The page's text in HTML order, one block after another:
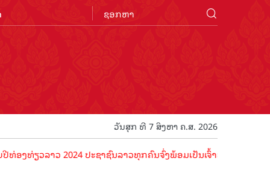
ວັນສຸກ ທີ 7 ສິງຫາ ຄ.ສ. 2026
ລາວ 2024 ປະຊາຊົນລາວທຸກຄົນຈົ່ງພ້ອມເປັນເຈົ້າພາບທີ່ດີ ຕ້ອນຮັບນັກ